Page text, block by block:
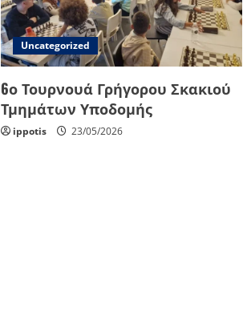
Uncategorized
6ο Τουρνουά Γρήγορου Σκακιού
Τμημάτων Υποδομής
ippotis 23/05/2026